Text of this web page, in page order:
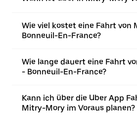
Wie viel kostet eine Fahrt von
Bonneuil-En-France?
Wie lange dauert eine Fahrt
- Bonneuil-En-France?
Kann ich über die Uber App
Mitry-Mory im Voraus planen?